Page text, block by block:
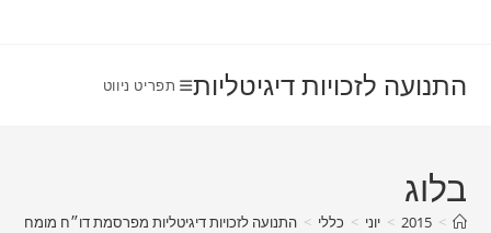
התנועה לזכויות דיגיטליות תפריט ניווט
בלוג
>
2015
> יוני > כללי > התנועה לזכויות דיגיטליות מפרסמת דו״ח מומחים